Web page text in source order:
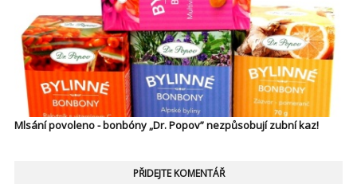
Mlsání povoleno - bonbóny „Dr. Popov” nezpůsobují zubní kaz!
PŘIDEJTE KOMENTÁŘ